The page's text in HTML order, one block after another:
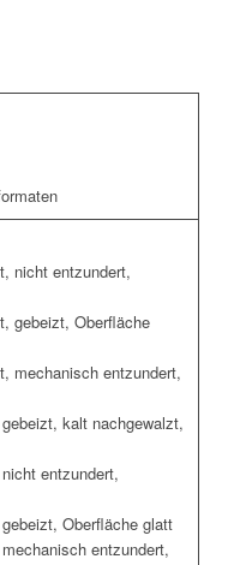
nicht entzundert,
gebeizt, Oberfläche
mechanisch entzundert,
kalt nachgewalzt,
entzundert,
Oberfläche glatt
entzundert,